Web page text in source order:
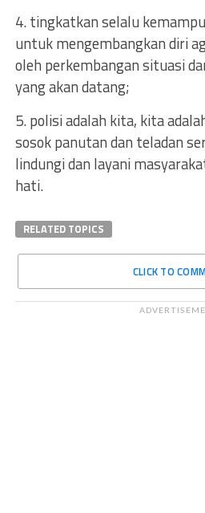
4. tingkatkan selalu
untuk mengembangkan diri
oleh perkembangan situasi
yang akan datang;
5. polisi adalah kita, kita
sosok panutan dan teladan
lindungi dan layani
hati.
RELATED TOPICS
CLICK TO